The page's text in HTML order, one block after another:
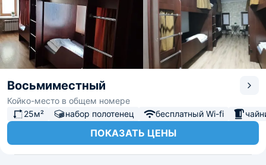
Восьмиместный
Койко-место в общем номере
25м²
набор полотенец бесплатный Wi-fi
ПОКАЗАТЬ ЦЕНЫ